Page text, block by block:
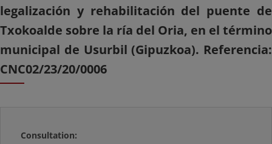
legalización y rehabilitación del puente de
Txokoalde sobre la ría del Oria, en el término
municipal de Usurbil (Gipuzkoa). Referencia:
CNC02/23/20/0006
Consultation: